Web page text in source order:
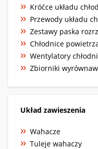
Króćce układu
Przewody układu
Zestawy paska
Chłodnice
Wentylatory
Zbiorniki
Układ zawieszenia
Wahacze
Tuleje wahaczy